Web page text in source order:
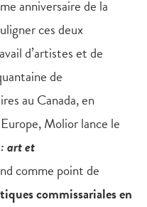
anniversaire de la
ces deux
d’artistes et de
de
au Canada, en
Molior lance le
art et
comme point de
commissariales en